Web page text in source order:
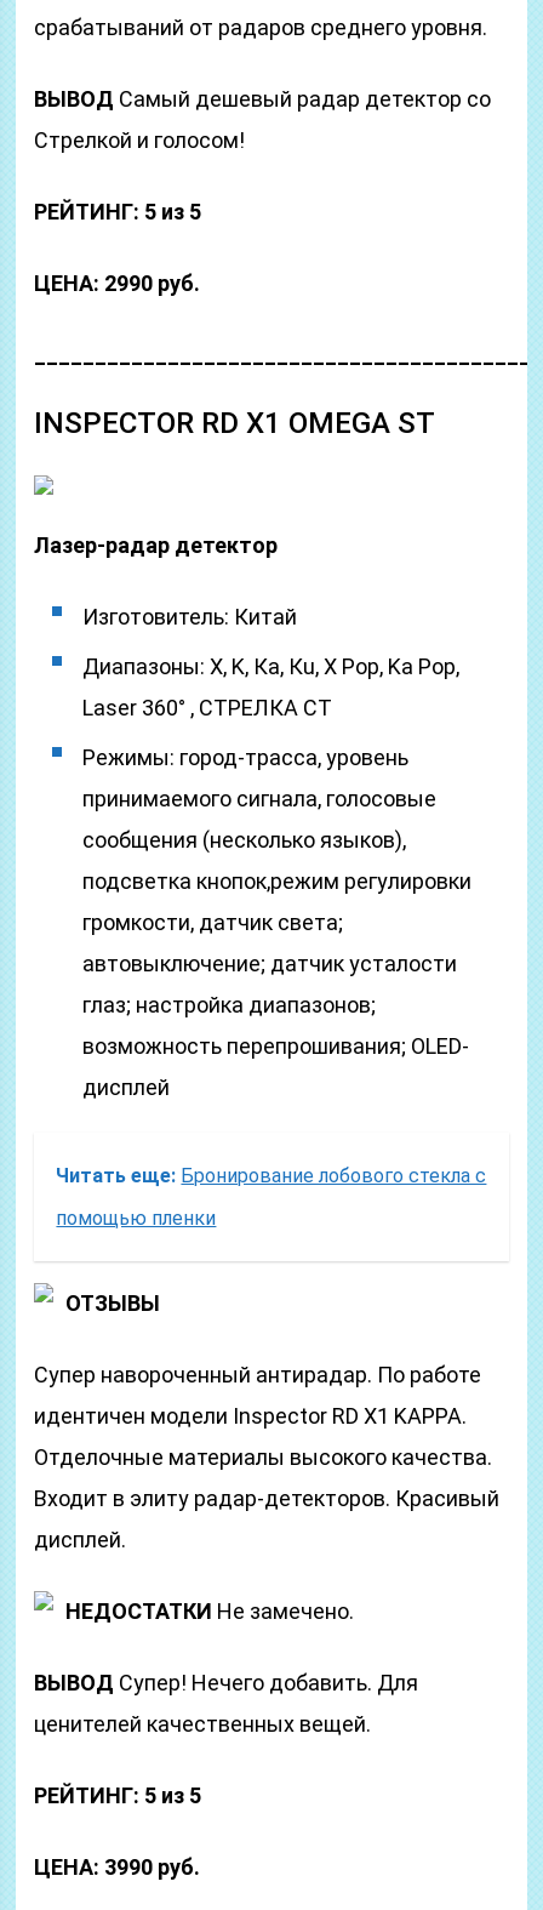
срабатываний от радаров среднего уровня.
ВЫВОД Самый дешевый радар детектор со
Стрелкой и голосом!
РЕЙТИНГ: 5 из 5
ЦЕНА: 2990 руб.
INSPECTOR RD X1 OMEGA ST
Лазер-радар детектор
Изготовитель: Китай
Диапазоны: Х, K, Ка, Кu, X Pop, Ka Pop,
Laser 360° , СТРЕЛКА СТ
Режимы: город-трасса, уровень
принимаемого сигнала, голосовые
сообщения (несколько языков),
подсветка кнопок,режим регулировки
громкости, датчик света;
автовыключение; датчик усталости
глаз; настройка диапазонов;
возможность перепрошивания; OLED-
дисплей
Читать еще: Бронирование лобового стекла с
помощью пленки
ОТЗЫВЫ
Супер навороченный антирадар. По работе
идентичен модели Inspector RD X1 KAPPA.
Отделочные материалы высокого качества.
Входит в элиту радар-детекторов. Красивый
дисплей.
НЕДОСТАТКИ Не замечено.
ВЫВОД Супер! Нечего добавить. Для
ценителей качественных вещей.
РЕЙТИНГ: 5 из 5
ЦЕНА: 3990 руб.